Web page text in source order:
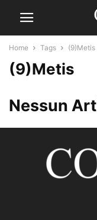
Home Tags (9)Metis
(9)Metis
Nessun